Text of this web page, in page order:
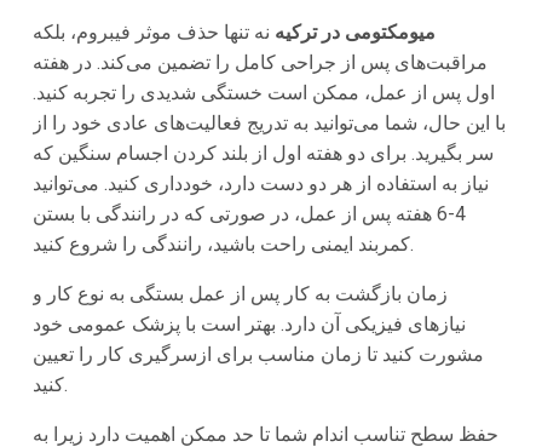
میومکتومی در ترکیه نه تنها حذف موثر فیبروم، بلکه
مراقبت‌های پس از جراحی کامل را تضمین می‌کند. در هفته
اول پس از عمل، ممکن است خستگی شدیدی را تجربه کنید.
با این حال، شما می‌توانید به تدریج فعالیت‌های عادی خود را از
سر بگیرید. برای دو هفته اول از بلند کردن اجسام سنگین که
نیاز به استفاده از هر دو دست دارد، خودداری کنید. می‌توانید
4-6 هفته پس از عمل، در صورتی که در رانندگی با بستن
کمربند ایمنی راحت باشید، رانندگی را شروع کنید.
زمان بازگشت به کار پس از عمل بستگی به نوع کار و
نیازهای فیزیکی آن دارد. بهتر است با پزشک عمومی خود
مشورت کنید تا زمان مناسب برای ازسرگیری کار را تعیین
کنید.
حفظ سطح تناسب اندام شما تا حد ممکن اهمیت دارد زیرا به